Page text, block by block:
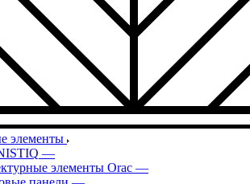
элементы
—
элементы Orac —